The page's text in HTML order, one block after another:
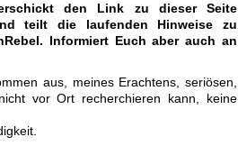
den Link zu dieser Seite
teilt die laufenden Hinweise zu
Informiert Euch aber auch an
aus, meines Erachtens, seriösen,
vor Ort recherchieren kann, keine